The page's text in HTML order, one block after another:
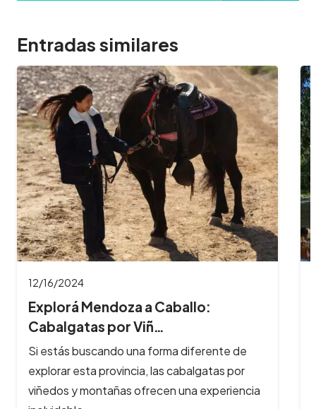
Entradas similares
11/26/2024
8 Imperdibles balnearios en las
Sierras de Có…
Los ríos y arroyos de Córdoba son los
principales atractivos turísticos de la provincia
y reciben cada año, cientos de…